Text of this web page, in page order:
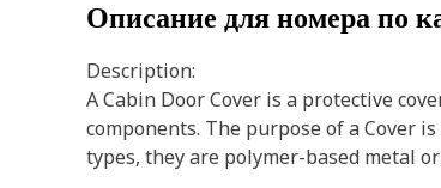
Описание для номера по
Description:
A Cabin Door Cover is a protective
components. The purpose of a Cover
types, they are polymer-based metal